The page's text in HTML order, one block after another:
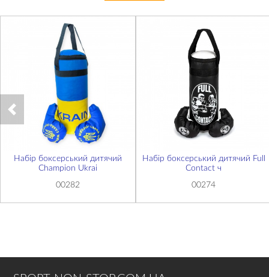
Набір боксерський дитячий
Champion Ukrai
00282
Набір боксерський дитячий Full
Contact ч
00274